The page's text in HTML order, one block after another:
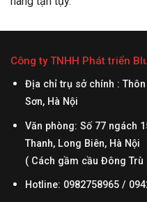
Công ty TNHH Phát triển
Địa chỉ trụ sở chính :
Sơn, Hà Nội
Văn phòng: Số 77 ngách
Thanh, Long Biên, Hà Nội
( Cách gầm cầu Đông Trù
Hotline: 0982758965 /